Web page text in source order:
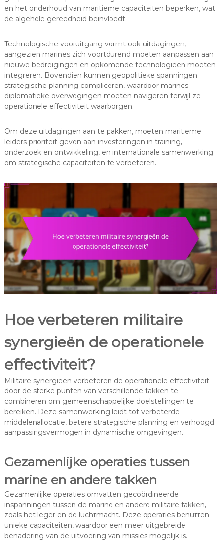
en het onderhoud van maritieme capaciteiten beperken, wat
de algehele gereedheid beïnvloedt.
Technologische vooruitgang vormt ook uitdagingen,
aangezien marines zich voortdurend moeten aanpassen aan
nieuwe bedreigingen en opkomende technologieën moeten
integreren. Bovendien kunnen geopolitieke spanningen
strategische planning compliceren, waardoor marines
diplomatieke overwegingen moeten navigeren terwijl ze
operationele effectiviteit waarborgen.
Om deze uitdagingen aan te pakken, moeten maritieme
leiders prioriteit geven aan investeringen in training,
onderzoek en ontwikkeling, en internationale samenwerking
om strategische capaciteiten te verbeteren.
Hoe verbeteren militaire
synergieën de operationele
effectiviteit?
Militaire synergieën verbeteren de operationele effectiviteit
door de sterke punten van verschillende takken te
combineren om gemeenschappelijke doelstellingen te
bereiken. Deze samenwerking leidt tot verbeterde
middelenallocatie, betere strategische planning en verhoogd
aanpassingsvermogen in dynamische omgevingen.
Gezamenlijke operaties tussen
marine en andere takken
Gezamenlijke operaties omvatten gecoördineerde
inspanningen tussen de marine en andere militaire takken,
zoals het leger en de luchtmacht. Deze operaties benutten
unieke capaciteiten, waardoor een meer uitgebreide
benadering van de uitvoering van missies mogelijk is.